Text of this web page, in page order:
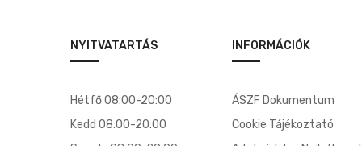
NYITVATARTÁS
Hétfő 08:00-20:00
Kedd 08:00-20:00
INFORMÁCIÓK
ÁSZF Dokumentum
Cookie Tájékoztató